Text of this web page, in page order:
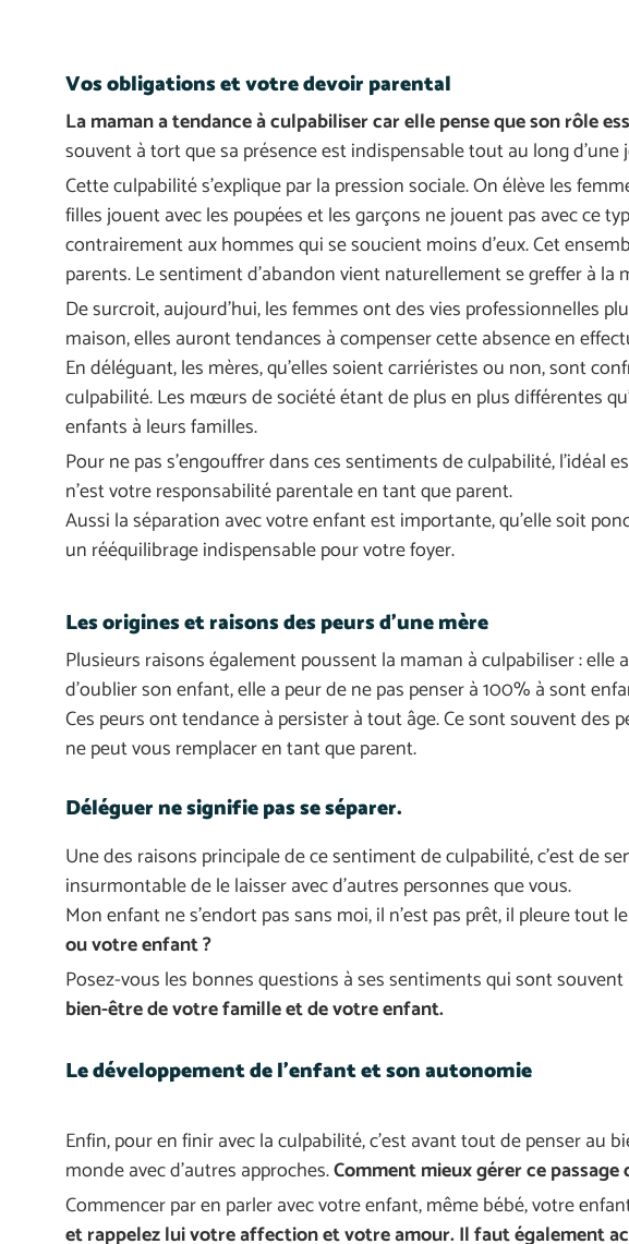
Vos obligations et votre devoir parental
La maman a tendance à culpabiliser car elle pense que son rôle
souvent à tort que sa présence est indispensable tout au long d’une
Cette culpabilité s’explique par la pression sociale. On élève les
filles jouent avec les poupées et les garçons ne jouent pas avec ce
contrairement aux hommes qui se soucient moins d’eux. Cet
parents. Le sentiment d’abandon vient naturellement se greffer à la
De surcroit, aujourd’hui, les femmes ont des vies professionnelles
maison, elles auront tendances à compenser cette absence en
En déléguant, les mères, qu’elles soient carriéristes ou non, sont
culpabilité. Les mœurs de société étant de plus en plus différentes
enfants à leurs familles.
Pour ne pas s’engouffrer dans ces sentiments de culpabilité, l’idéal
n’est votre responsabilité parentale en tant que parent.
Aussi la séparation avec votre enfant est importante, qu’elle soit
un rééquilibrage indispensable pour votre foyer.
Les origines et raisons des peurs d'une mère
Plusieurs raisons également poussent la maman à culpabiliser :
d’oublier son enfant, elle a peur de ne pas penser à 100% à sont
Ces peurs ont tendance à persister à tout âge. Ce sont souvent des peurs inconscientes et irrationnelles mais sachez que personne
ne peut vous remplacer en tant que parent.
Déléguer ne signifie pas se séparer.
Une des raisons principale de ce sentiment de culpabilité, c’est de
insurmontable de le laisser avec d’autres personnes que vous.
Mon enfant ne s’endort pas sans moi, il n’est pas prêt, il pleure tout
ou votre enfant ?
Posez-vous les bonnes questions à ses sentiments qui sont
bien-être de votre famille et de votre enfant.
Le développement de l'enfant et son autonomie
Enfin, pour en finir avec la culpabilité, c’est avant tout de penser
monde avec d’autres approches.Comment mieux gérer ce passage
Commencer par en parler avec votre enfant, même bébé, votre
et rappelez lui votre affection et votre amour. Il faut également